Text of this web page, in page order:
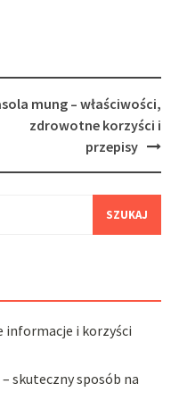
mung – właściwości,
zdrowotne korzyści i
przepisy
informacje i korzyści
skuteczny sposób na